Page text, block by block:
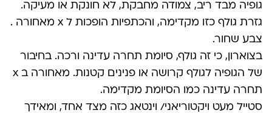
גופיה מבד ריב, צמודה מחבקת, לא חונקת או מעיקה.
גזרת גולף כזו מקדימה, והכתפיות הופכות ל x מאחורה .
צבע שחור.
בצוארון, כי זה גולף, סיומת תחרה עדינה ורכה. בחיבור
של הגופיה לגולף קרושה או פנינים קטנות. מאחורה ב x
תחרה עדינה כמו הסיומת מקדימה.
סטייל מעט ויקטוריאני/ וינטאג כזה מצד אחד, ומאידך